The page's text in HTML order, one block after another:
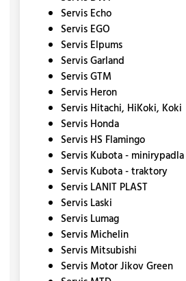
Servis Echo
Servis EGO
Servis Elpums
Servis Garland
Servis GTM
Servis Heron
Servis Hitachi, HiKoki, Koki
Servis Honda
Servis HS Flamingo
Servis Kubota - minirypadla
Servis Kubota - traktory
Servis LANIT PLAST
Servis Laski
Servis Lumag
Servis Michelin
Servis Mitsubishi
Servis Motor Jikov Green